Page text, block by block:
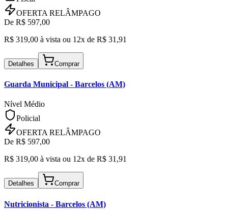
OFERTA RELÂMPAGO
De R$ 597,00
R$ 319,00 à vista ou 12x de R$ 31,91
Detalhes Comprar
Guarda Municipal - Barcelos (AM)
Nível Médio
Policial
OFERTA RELÂMPAGO
De R$ 597,00
R$ 319,00 à vista ou 12x de R$ 31,91
Detalhes Comprar
Nutricionista - Barcelos (AM)